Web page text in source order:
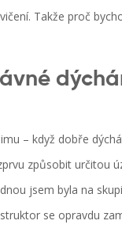
Takže proč
– když dobře
způsobit určitou
jsem byla na
se opravdu